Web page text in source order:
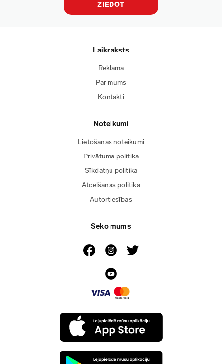
ZIEDOT
Laikraksts
Reklāma
Par mums
Kontakti
Noteikumi
Lietošanas noteikumi
Privātuma politika
Sīkdatņu politika
Atcelšanas politika
Autortiesības
Seko mums